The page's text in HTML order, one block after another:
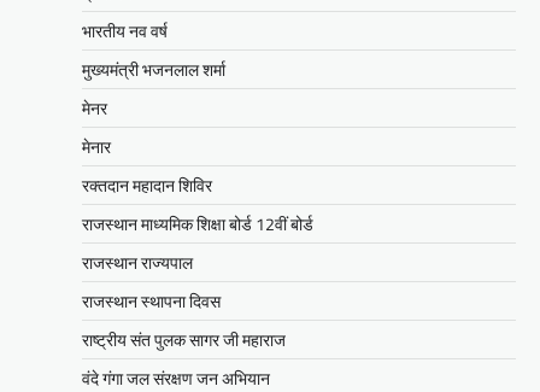
भारतीय नव वर्ष
मुख्यमंत्री भजनलाल शर्मा
मेनर
मेनार
रक्तदान महादान शिविर
राजस्थान माध्यमिक शिक्षा बोर्ड 12वीं बोर्ड
राजस्थान राज्यपाल
राजस्थान स्थापना दिवस
राष्ट्रीय संत पुलक सागर जी महाराज
वंदे गंगा जल संरक्षण जन अभियान
का किया निरीक्षणसेवा शिविरों के माध्यम से
अंतिम व्यक्ति तक पहुंच रही
सरकारआमजन शिविरों का लें अधिकाधिक
लाभ, लोगों की समस्याओं का हर हाल में हो
समाधान, अधिकारी नहीं
Mewari Khabar June 17, 2026
उदयपुर जयपुर 17 जून। मुख्यमंत्री भजनलाल शर्मा ने
बुधवार को उदयपुर प्रवास के दौरान उदयपुर विकास
प्राधिकरण में आयोजित शहरी…
Facebook
EmailWhatsApp
Reddit
X
Share